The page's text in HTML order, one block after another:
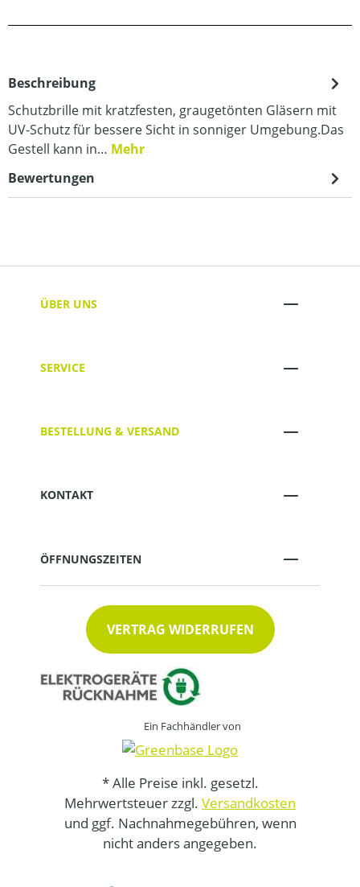
Beschreibung
Schutzbrille mit kratzfesten, graugetönten Gläsern mit
UV-Schutz für bessere Sicht in sonniger Umgebung.Das
Gestell kann in… Mehr
Bewertungen
ÜBER UNS
SERVICE
BESTELLUNG & VERSAND
KONTAKT
ÖFFNUNGSZEITEN
VERTRAG WIDERRUFEN
Ein Fachhändler von
* Alle Preise inkl. gesetzl.
Mehrwertsteuer zzgl. Versandkosten
und ggf. Nachnahmegebühren, wenn
nicht anders angegeben.